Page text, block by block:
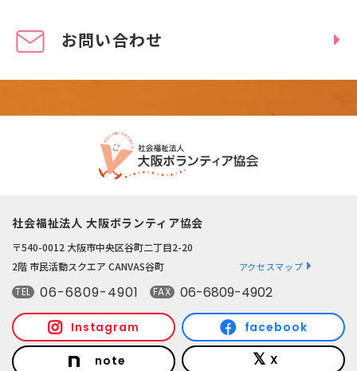
お問い合わせ
社会福祉法人 大阪ボランティア協会
〒540-0012 大阪市中央区谷町二丁目2-20
2階 市民活動スクエア CANVAS谷町
アクセスマップ
TEL 06-6809-4901 FAX 06-6809-4902
Instagram facebook
note X